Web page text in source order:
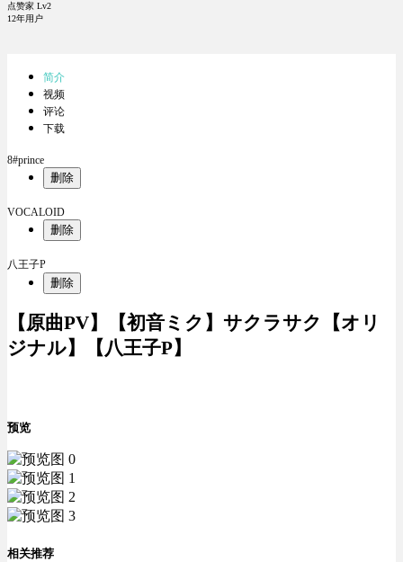
点赞家 Lv2
12年用户
简介
视频
评论
下载
8#prince
删除
VOCALOID
删除
八王子P
删除
【原曲PV】【初音ミク】サクラサク【オリ
ジナル】【八王子P】
预览
相关推荐